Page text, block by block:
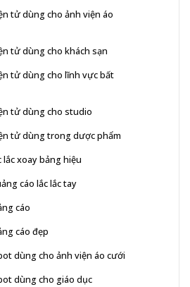
tử dùng cho ảnh viện áo
tử dùng cho khách sạn
tử dùng cho lĩnh vực bất
tử dùng cho studio
tử dùng trong dược phẩm
lắc xoay bảng hiệu
cáo lắc lắc tay
cáo
cáo đẹp
dùng cho ảnh viện áo cưới
dùng cho giáo dục